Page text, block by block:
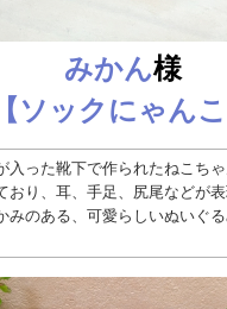
みかん様
【ソックにゃんこ
入った靴下で作られたねこち
おり、耳、手足、尻尾などが
みのある、可愛らしいぬいぐ